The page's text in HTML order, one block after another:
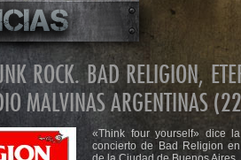
ROCK. BAD RELIGION,
MALVINAS ARGENTINAS
«Think four yourself» dice
concierto de Bad Religion